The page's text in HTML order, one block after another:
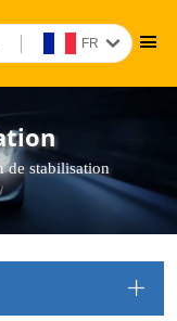
FR
de stabilisation